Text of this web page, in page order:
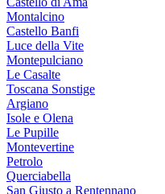
Montalcino
Castello Banfi
Luce della Vite
Montepulciano
Le Casalte
Toscana Sonstige
Argiano
Isole e Olena
Le Pupille
Montevertine
Petrolo
Querciabella
San Giusto a Rentennano